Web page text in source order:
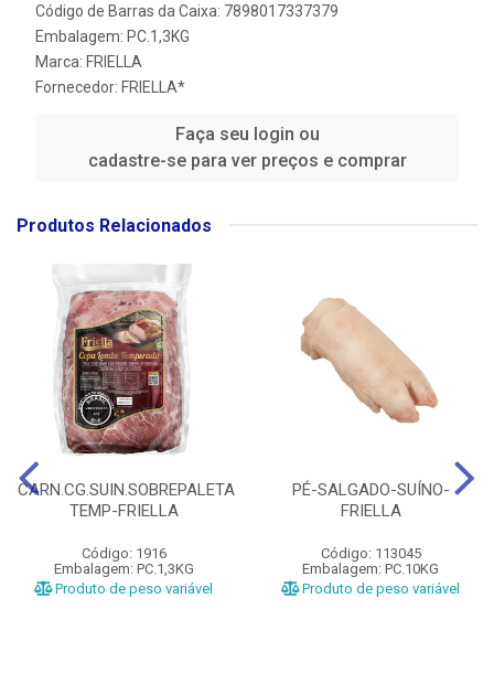
Código de Barras da Caixa: 7898017337379
Embalagem: PC.1,3KG
Marca: FRIELLA
Fornecedor: FRIELLA*
Faça seu login ou
cadastre-se para ver preços e comprar
Produtos Relacionados
CARN.CG.SUIN.SOBREPALETA
TEMP-FRIELLA
Código: 1916
Embalagem: PC.1,3KG
Produto de peso variável
PÉ-SALGADO-SUÍNO-
FRIELLA
Código: 113045
Embalagem: PC.10KG
Produto de peso variável